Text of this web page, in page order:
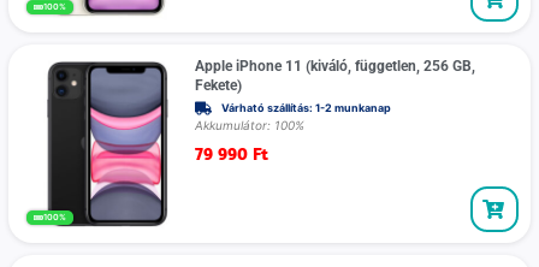
100%
100%
Apple iPhone 11 (kiváló, független, 256 GB,
Fekete)
Várható szállítás: 1-2 munkanap
Akkumulátor: 100%
79 990 Ft